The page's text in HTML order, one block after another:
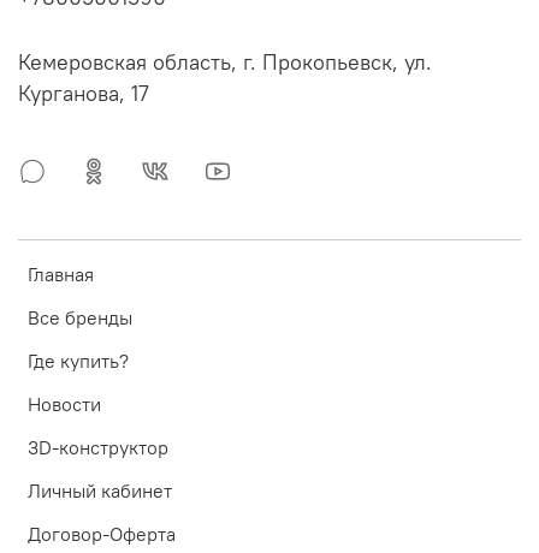
Главная
Все бренды
Где купить?
Новости
3D-конструктор
Личный кабинет
Договор-Оферта
Кемеровская область, г. Прокопьевск, ул.
Курганова, 17